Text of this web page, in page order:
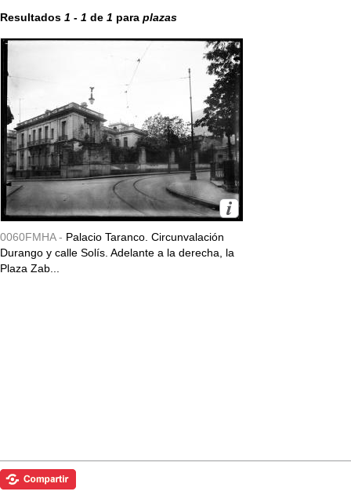
Resultados 1 - 1 de 1 para plazas
0060FMHA - Palacio Taranco. Circunvalación
Durango y calle Solís. Adelante a la derecha, la
Plaza Zab...